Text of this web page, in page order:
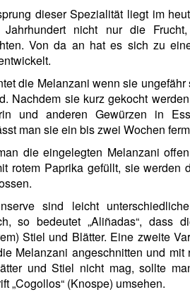
dieser Spezialität liegt im
nicht nur die
Von da an hat es sich zu
die Melanzani wenn sie
Nachdem sie kurz gekocht
und anderen Gewürzen in
man sie ein bis zwei Wochen
die eingelegten Melanzani
rotem Paprika gefüllt, sie werden
sind leicht
so bedeutet „Aliñadas“, dass
Stiel und Blätter. Eine zweite
Melanzani angeschnitten und
und Stiel nicht mag, sollte
„Cogollos“ (Knospe) umsehen.